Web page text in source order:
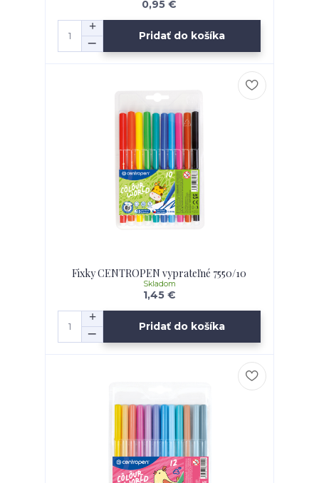
0,95 €
Pridať do košíka
Fixky CENTROPEN vyprateľné 7550/10
1,45 €
Skladom
Pridať do košíka